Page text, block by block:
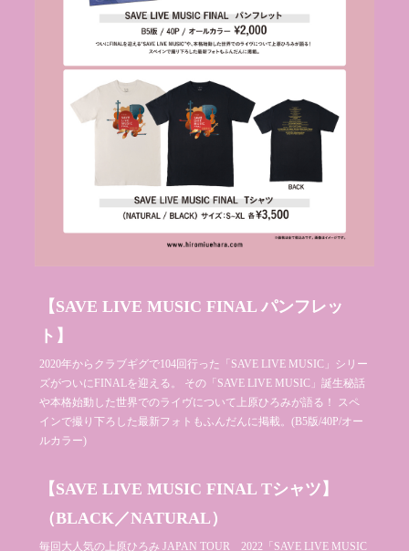
【SAVE LIVE MUSIC FINAL パンフレッ
ト】
2020年からクラブギグで104回行った「SAVE LIVE MUSIC」シリー
ズがついにFINALを迎える。 その「SAVE LIVE MUSIC」誕生秘話
や本格始動した世界でのライヴについて上原ひろみが語る！ スペ
インで撮り下ろした最新フォトもふんだんに掲載。(B5版/40P/オー
ルカラー)
【SAVE LIVE MUSIC FINAL Tシャツ】
（BLACK／NATURAL）
毎回大人気の上原ひろみ JAPAN TOUR 2022「SAVE LIVE MUSIC